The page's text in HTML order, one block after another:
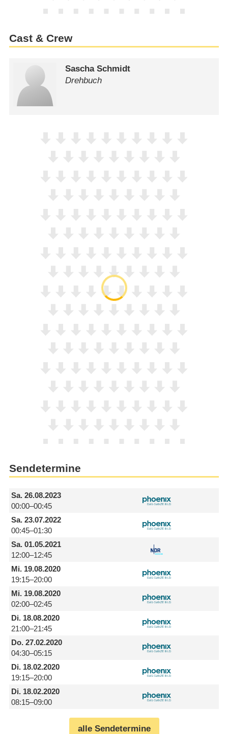
Cast & Crew
Sascha Schmidt
Drehbuch
Sendetermine
Sa.26.08.2023
00:00–00:45
Sa.23.07.2022
00:45–01:30
Sa.01.05.2021
12:00–12:45
Mi.19.08.2020
19:15–20:00
Mi.19.08.2020
02:00–02:45
Di.18.08.2020
21:00–21:45
Do.27.02.2020
04:30–05:15
Di.18.02.2020
19:15–20:00
Di.18.02.2020
08:15–09:00
alle Sendetermine